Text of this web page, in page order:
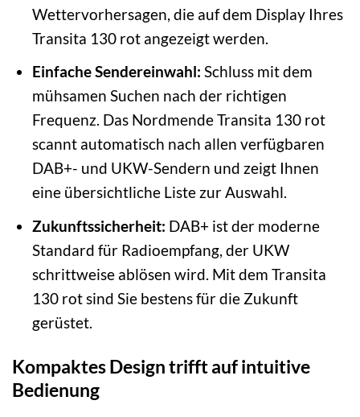
Wettervorhersagen, die auf dem Display Ihres
Transita 130 rot angezeigt werden.
Einfache Sendereinwahl: Schluss mit dem
mühsamen Suchen nach der richtigen
Frequenz. Das Nordmende Transita 130 rot
scannt automatisch nach allen verfügbaren
DAB+- und UKW-Sendern und zeigt Ihnen
eine übersichtliche Liste zur Auswahl.
Zukunftssicherheit: DAB+ ist der moderne
Standard für Radioempfang, der UKW
schrittweise ablösen wird. Mit dem Transita
130 rot sind Sie bestens für die Zukunft
gerüstet.
Kompaktes Design trifft auf intuitive
Bedienung